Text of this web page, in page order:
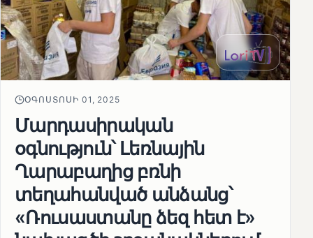
ՕԳՈՍՏՈՍԻ 01, 2025
Մարդասիրական
օգնություն՝ Լեռնային
Ղարաբաղից բռնի
տեղահանված անձանց՝
«Ռուսաստանը ձեզ հետ է»